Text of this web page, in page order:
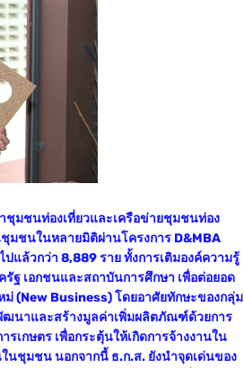
ชุมชนท่องเที่ยวและเครือข่ายชุมชนท่อง
มชนในหลายมิติผ่านโครงการ D&MBA
ล้วกว่า 8,889 ราย ทั้งการเติมองค์ความรู้
ฐ เอกชนและสถาบันการศึกษา เพื่อต่อยอด
(New Business) โดยอาศัยทักษะของกลุ่ม
ฒนาและสร้างมูลค่าเพิ่มผลิตภัณฑ์ด้วยการ
เกษตร เพื่อกระตุ้นให้เกิดการจ้างงานใน
ชุมชน นอกจากนี้ ธ.ก.ส. ยังนำจุดเด่นของ